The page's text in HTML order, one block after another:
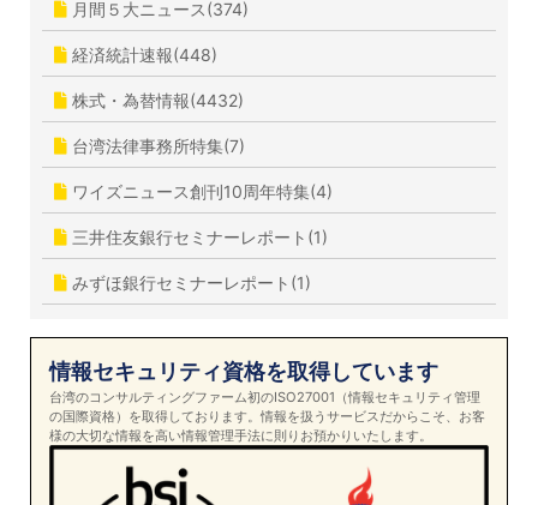
月間５大ニュース(374)
経済統計速報(448)
株式・為替情報(4432)
台湾法律事務所特集(7)
ワイズニュース創刊10周年特集(4)
三井住友銀行セミナーレポート(1)
みずほ銀行セミナーレポート(1)
情報セキュリティ資格を取得しています
台湾のコンサルティングファーム初のISO27001（情報セキュリティ管理
の国際資格）を取得しております。情報を扱うサービスだからこそ、お客
様の大切な情報を高い情報管理手法に則りお預かりいたします。